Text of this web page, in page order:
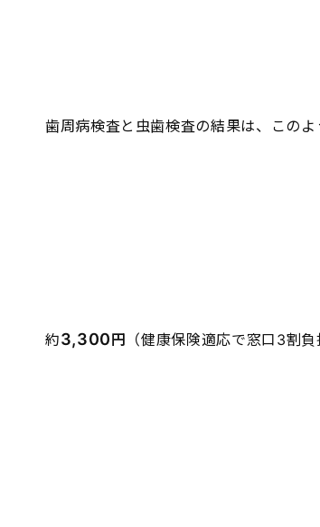
歯周病検査と虫歯検査の結果は、このよ
約3,300円 （健康保険適応で窓口3割